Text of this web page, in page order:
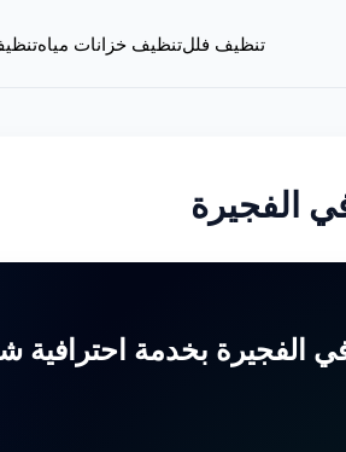
تنظيف فللتنظيف خزانات مياه
الفجيرة
الفجيرة بخدمة احترافية